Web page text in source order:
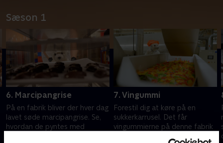
Sæson 1
6. Marcipangrise
På en fabrik bliver der hver dag
lavet søde marcipangrise. Se,
hvordan de pyntes med
7. Vingummi
Forestil dig at køre på en
sukkerkarrusel. Det får
vingummierne på denne fabrik